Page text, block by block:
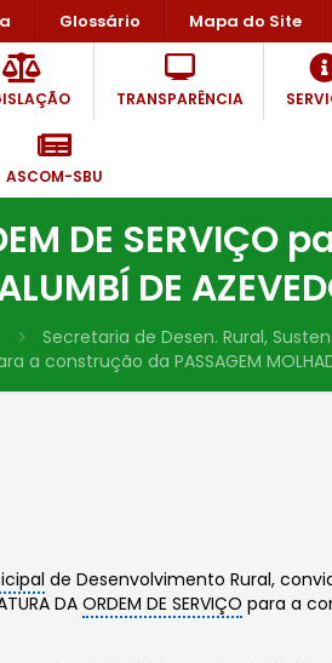
Glossário Mapa do Site
TRANSPARÊNCIA
ASCOM-SBU
DE SERVIÇO
DE
Secretaria de Desen. Rural,
a construção da PASSAGEM
de Desenvolvimento Rural,
DAORDEM DE SERVIÇO para a